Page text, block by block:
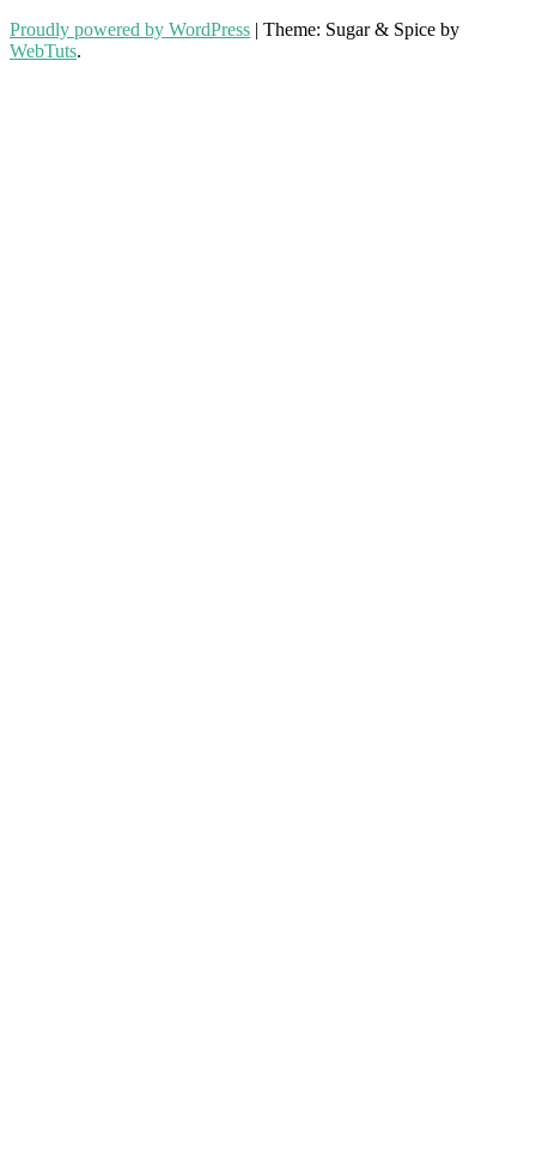
Proudly powered by WordPress | Theme: Sugar & Spice by
WebTuts.